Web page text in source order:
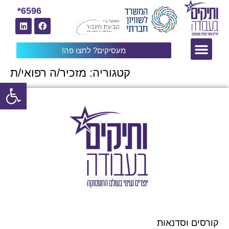
מעסיקים? לחצו פה!
6596*
קטגוריה: מזכיר/ה רפואי/ת
קורסים וסדנאות